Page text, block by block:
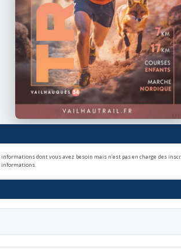
dont vous avez besoin mais n’est pas en charge des
informations.